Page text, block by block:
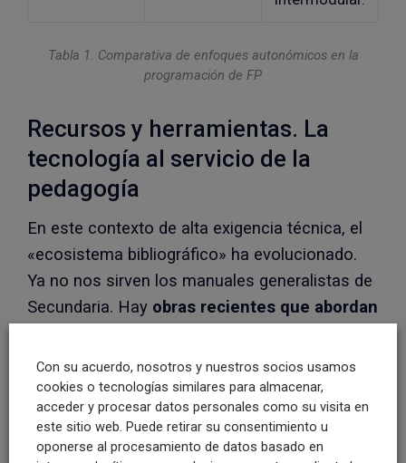
Tabla 1. Comparativa de enfoques autonómicos en la
programación de FP
Recursos y herramientas. La
tecnología al servicio de la
pedagogía
En este contexto de alta exigencia técnica, el
«ecosistema bibliográfico» ha evolucionado.
Ya no nos sirven los manuales generalistas de
Secundaria. Hay obras recientes que abordan
de
Nau Llibres
(2025): la integración de los
grados A, B, C, D y E, y la transición real hacia
las Situaciones de Aprendizaje.
Sin embargo, el mayor reto operativo que
Con su acuerdo, nosotros y nuestros socios usamos
cookies o tecnologías similares para almacenar,
acceder y procesar datos personales como su visita en
este sitio web. Puede retirar su consentimiento u
oponerse al procesamiento de datos basado en